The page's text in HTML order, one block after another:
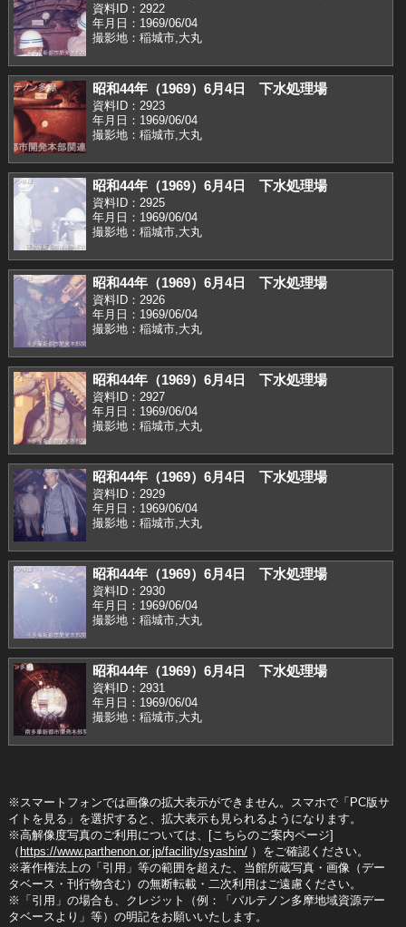
資料ID：2922
年月日：1969/06/04
撮影地：稲城市,大丸
昭和44年（1969）6月4日 下水処理場
資料ID：2923
年月日：1969/06/04
撮影地：稲城市,大丸
昭和44年（1969）6月4日 下水処理場
資料ID：2925
年月日：1969/06/04
撮影地：稲城市,大丸
昭和44年（1969）6月4日 下水処理場
資料ID：2926
年月日：1969/06/04
撮影地：稲城市,大丸
昭和44年（1969）6月4日 下水処理場
資料ID：2927
年月日：1969/06/04
撮影地：稲城市,大丸
昭和44年（1969）6月4日 下水処理場
資料ID：2929
年月日：1969/06/04
撮影地：稲城市,大丸
昭和44年（1969）6月4日 下水処理場
資料ID：2930
年月日：1969/06/04
撮影地：稲城市,大丸
昭和44年（1969）6月4日 下水処理場
資料ID：2931
年月日：1969/06/04
撮影地：稲城市,大丸
※スマートフォンでは画像の拡大表示ができません。スマホで「PC版サ
イトを見る」を選択すると、拡大表示も見られるようになります。
※高解像度写真のご利用については、[こちらのご案内ページ]
（ https://www.parthenon.or.jp/facility/syashin/）をご確認ください。
※著作権法上の「引用」等の範囲を超えた、当館所蔵写真・画像（デー
タベース・刊行物含む）の無断転載・二次利用はご遠慮ください。
※「引用」の場合も、クレジット（例：「パルテノン多摩地域資源デー
タベースより」等）の明記をお願いいたします。